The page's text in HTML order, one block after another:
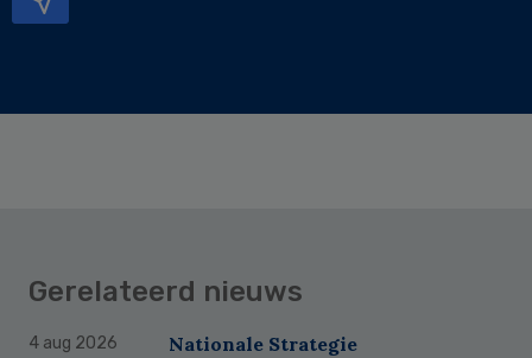
Gerelateerd nieuws
4 aug 2026
Nationale Strategie